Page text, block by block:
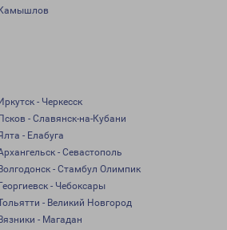
- Черкесск
- Славянск-на-Кубани
- Елабуга
- Севастополь
- Стамбул Олимпик
- Чебоксары
- Великий Новгород
- Магадан